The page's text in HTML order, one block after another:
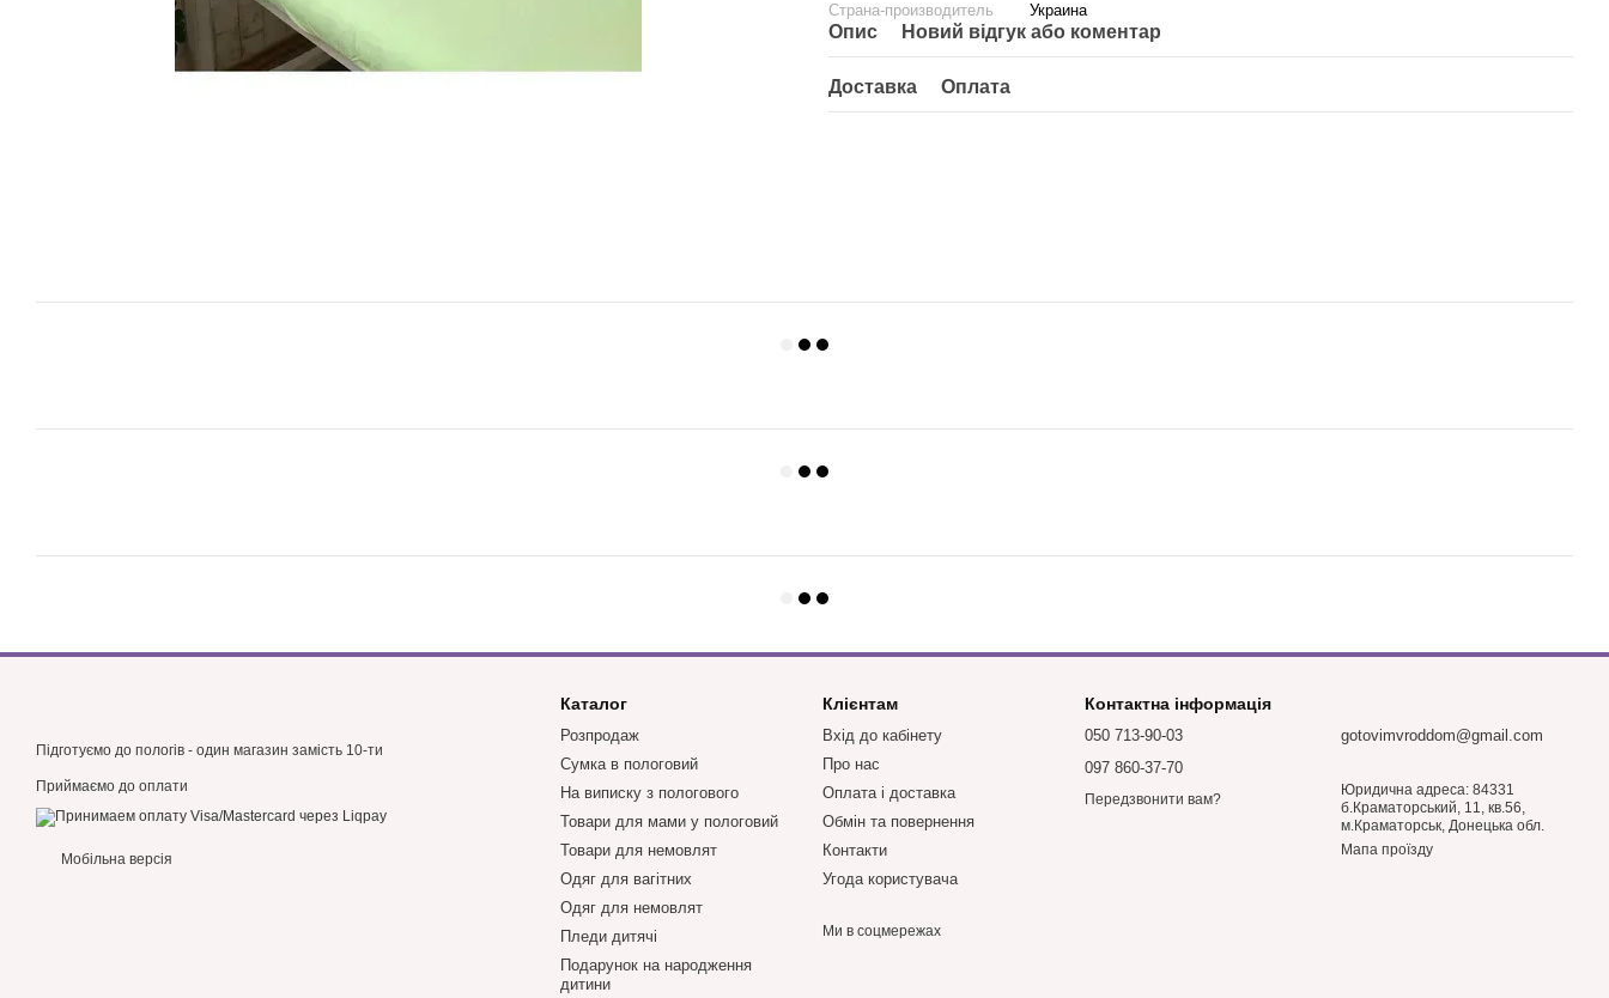
Страна-производитель Украина
Опис Новий відгук або коментар
Доставка Оплата
Підготуємо до пологів - один магазин замість 10-ти
Приймаємо до оплати
Мобільна версія
Каталог
Розпродаж
Сумка в пологовий
На виписку з пологового
Товари для мами у пологовий
Товари для немовлят
Одяг для вагітних
Одяг для немовлят
Пледи дитячі
Подарунок на народження
дитини
Клієнтам
Вхід до кабінету
Про нас
Оплата і доставка
Обмін та повернення
Контакти
Угода користувача
Ми в соцмережах
Контактна інформація
050 713-90-03
097 860-37-70
Передзвонити вам?
gotovimvroddom@gmail.com
Юридична адреса: 84331
б.Краматорський, 11, кв.56,
м.Краматорськ, Донецька обл.
Мапа проїзду